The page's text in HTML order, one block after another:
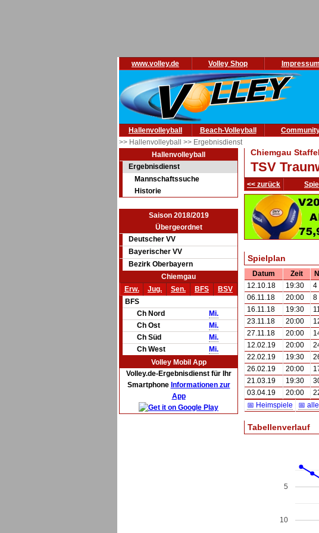
www.volley.de Volley Shop Impressum
Hallenvolleyball Beach-Volleyball
>> Hallenvolleyball >> Ergebnisdienst
Hallenvolleyball
Ergebnisdienst
Mannschaftssuche
Historie
Saison 2018/2019
Übergeordnet
Deutscher VV
Bayerischer VV
Bezirk Oberbayern
Chiemgau
Erw.
Jug. Sen. BFS
BSV
BFS
Ch Nord
Mi.
Ch Ost
Mi.
Ch Süd
Mi.
Ch West
Mi.
Volley Mobil App
Volley.de-Ergebnisdienst für Ihr
Smartphone Informationen zur
App
Chiemgau
TSV
<< zurück
Spielplan
Datum Zeit
12.10.18
19:30 4
06.11.18
20:00 8
16.11.18
19:30
23.11.18
20:00
27.11.18
20:00
12.02.19
20:00
22.02.19
19:30
26.02.19
20:00
21.03.19
19:30
03.04.19
20:00
📅 Heimspiele
📅
Tabellenverlauf
5
10